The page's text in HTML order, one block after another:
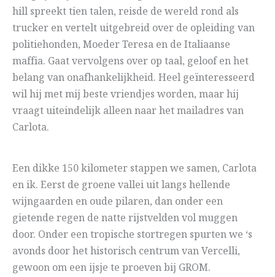
hill spreekt tien talen, reisde de wereld rond als
trucker en vertelt uitgebreid over de opleiding van
politiehonden, Moeder Teresa en de Italiaanse
maffia. Gaat vervolgens over op taal, geloof en het
belang van onafhankelijkheid. Heel geïnteresseerd
wil hij met mij beste vriendjes worden, maar hij
vraagt uiteindelijk alleen naar het mailadres van
Carlota.
Een dikke 150 kilometer stappen we samen, Carlota
en ik. Eerst de groene vallei uit langs hellende
wijngaarden en oude pilaren, dan onder een
gietende regen de natte rijstvelden vol muggen
door. Onder een tropische stortregen spurten we ‘s
avonds door het historisch centrum van Vercelli,
gewoon om een ijsje te proeven bij GROM.